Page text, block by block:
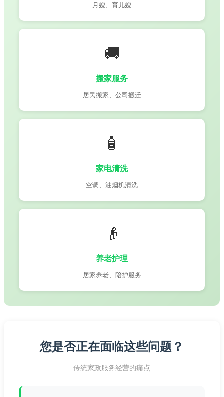
月嫂、育儿嫂
🚚
搬家服务
居民搬家、公司搬迁
🧴
家电清洗
空调、油烟机清洗
👴
养老护理
居家养老、陪护服务
您是否正在面临这些问题？
传统家政服务经营的痛点